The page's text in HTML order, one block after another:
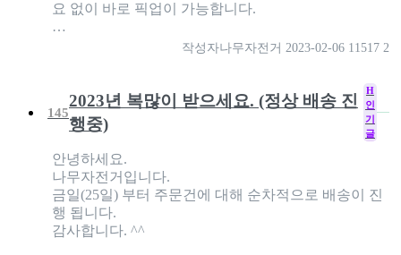
요 없이 바로 픽업이 가능합니다.
…
작성자나무자전거 2023-02-06 11517 2
145
2023년 복많이 받으세요. (정상 배송 진
행중)
H
인
기
글
안녕하세요.
나무자전거입니다.
금일(25일) 부터 주문건에 대해 순차적으로 배송이 진
행 됩니다.
감사합니다. ^^